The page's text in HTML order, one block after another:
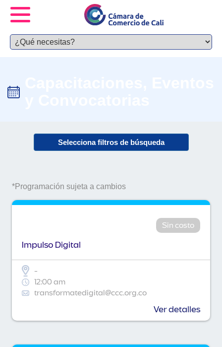
Selecciona filtros de búsqueda
*Programación sujeta a cambios
Sin costo
Impulso Digital
-
12:00 am
transformatedigital@ccc.org.co
Ver detalles